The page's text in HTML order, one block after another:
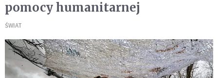
pomocy humanitarnej
ŚWIAT